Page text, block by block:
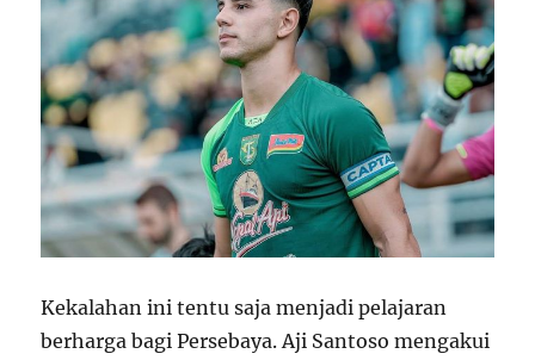
Kekalahan ini tentu saja menjadi pelajaran
berharga bagi Persebaya. Aji Santoso mengakui